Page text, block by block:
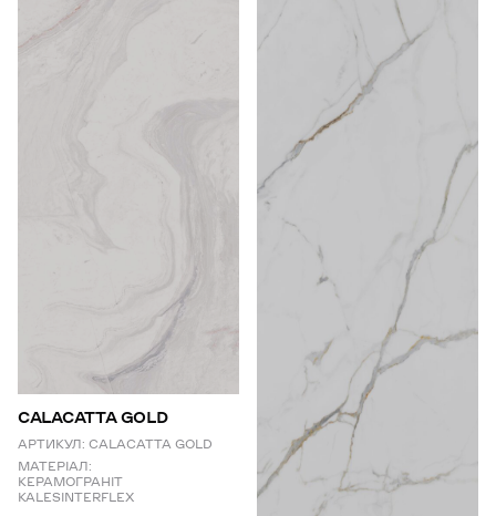
CALACATTA GOLD
АРТИКУЛ: CALACATTA GOLD
МАТЕРІАЛ:
КЕРАМОГРАНІТ
KALESINTERFLEX